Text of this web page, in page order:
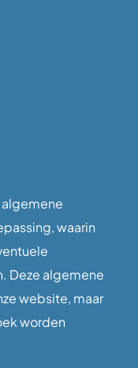
algemene
waarin
Deze algemene
website, maar
worden